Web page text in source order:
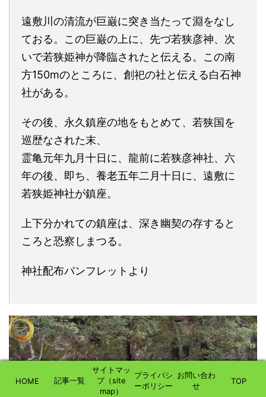
遠敷川の清流が巨巌に突き当たって淵をなし
ておる。この巨巌の上に、先づ若狭彦神、次
いで若狭姫神が降臨されたと伝える。この南
方150mのところに、創祀の社と伝える白石神
社がある。
その後、永久鎮座の地をもとめて、若狭国を
巡歴なされた末、
霊亀元年九月十日に、龍前に若狭彦神社、六
年の後、即ち、養老五年二月十日に、遠敷に
若狭姫神社が鎮座。
上下分かれての鎮座は、深き幽契の存すると
ころと恐察しまつる。
神社配布パンフレットより
HOME 記事一覧
サイトマッ
プ（site
map）
プライバシ
ーポリシー
お問い合わ
せ
TOP